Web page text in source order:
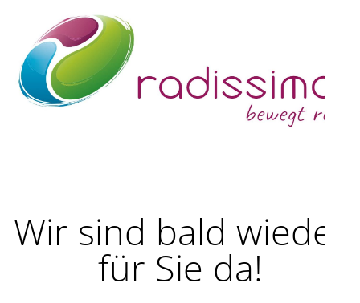
Wir sind bald wieder
für Sie da!